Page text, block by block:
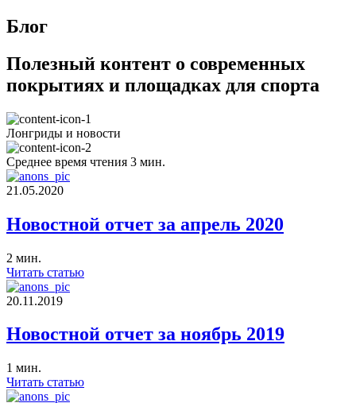
Блог
Полезный контент о современных
покрытиях и площадках для спорта
Лонгриды и новости
Среднее время чтения 3 мин.
21.05.2020
Новостной отчет за апрель 2020
2 мин.
Читать статью
20.11.2019
Новостной отчет за ноябрь 2019
1 мин.
Читать статью